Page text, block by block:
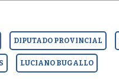
DIPUTADO PROVINCIAL
LUCIANO BUGALLO